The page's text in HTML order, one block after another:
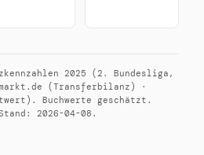
2025 (2. Bundesliga,
(Transferbilanz) ·
Buchwerte geschätzt.
2026-04-08.